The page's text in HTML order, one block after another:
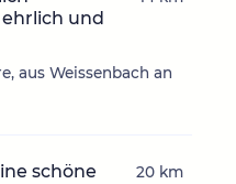
und
aus Weissenbach an
schöne
20 km